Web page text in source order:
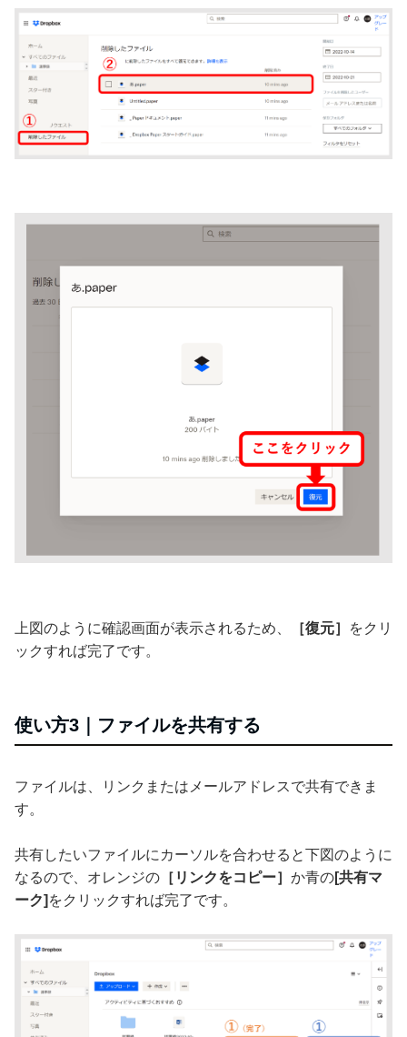
上図のように確認画面が表示されるため、 ［復元］
をクリ
ックすれば完了です。
使い方3｜ファイルを共有する
ファイルは、リンクまたはメールアドレスで共有できま
す。
共有したいファイルにカーソルを合わせると下図のように
なるので、オレンジの ［リンクをコピー］ か青の[共有マ
ーク] をクリックすれば完了です。